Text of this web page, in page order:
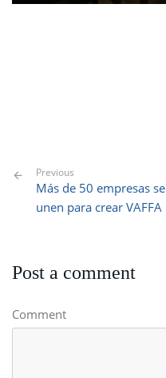
Previous
Más de 50 empresas se
unen para crear VAFFA
Post a comment
Comment